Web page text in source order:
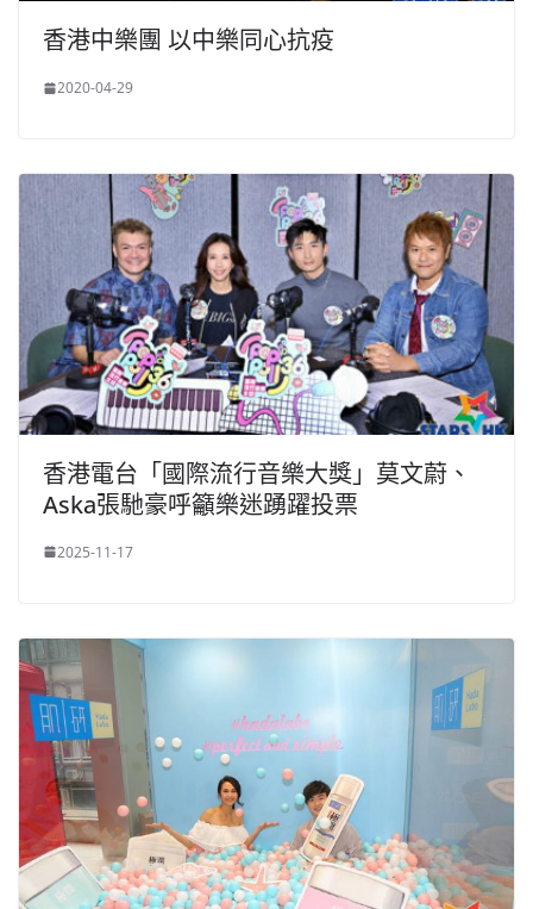
香港中樂團 以中樂同心抗疫
2020-04-29
香港電台「國際流行音樂大獎」莫文蔚、
Aska張馳豪呼籲樂迷踴躍投票
2025-11-17